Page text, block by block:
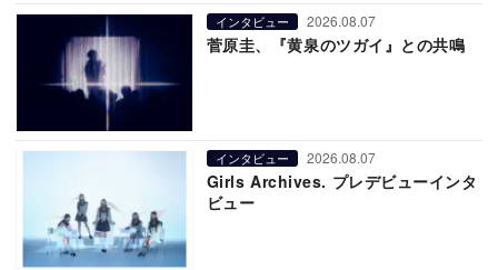
インタビュー 2026.08.07
菅原圭、『黄泉のツガイ』との共鳴
インタビュー 2026.08.07
Girls Archives. プレデビューインタ
ビュー